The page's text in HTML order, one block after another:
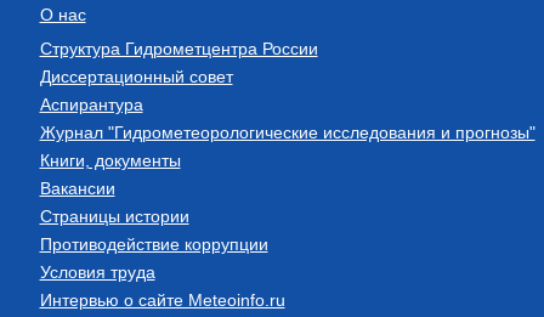
О нас
Структура Гидрометцентра России
Диссертационный совет
Аспирантура
Журнал "Гидрометеорологические исследования и прогнозы"
Книги, документы
Вакансии
Страницы истории
Противодействие коррупции
Условия труда
Интервью о сайте Meteoinfo.ru